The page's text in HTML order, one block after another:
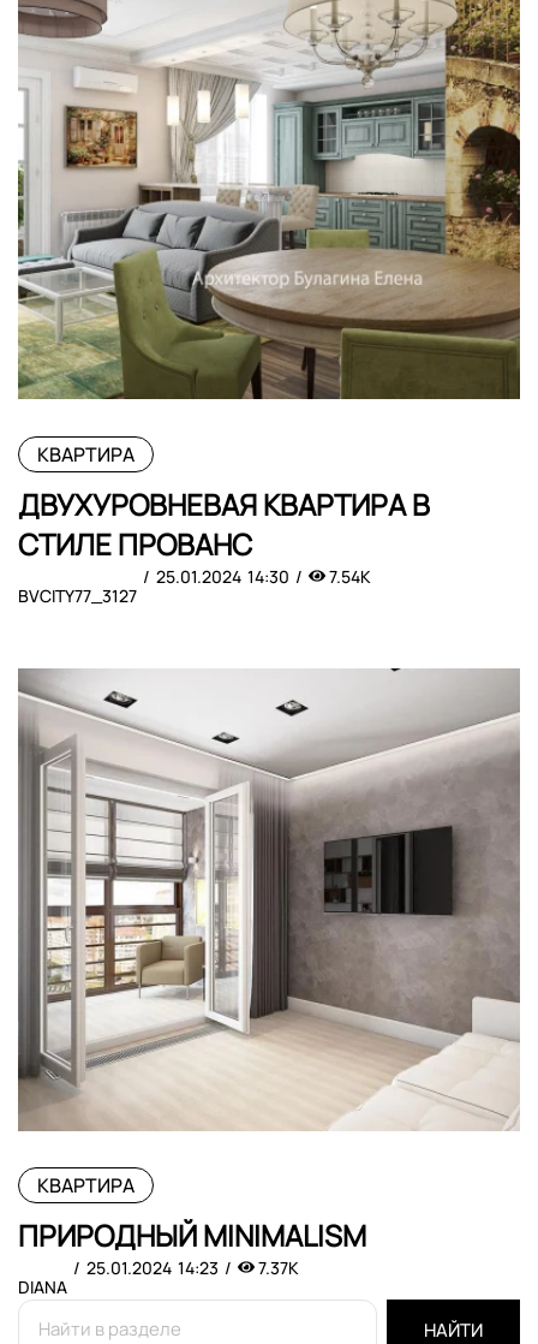
КВАРТИРА
ДВУХУРОВНЕВАЯ КВАРТИРА В
СТИЛЕ ПРОВАНС
BVCITY77_3127
25.01.2024 14:30 7.54K
КВАРТИРА
ПРИРОДНЫЙ MINIMALISM
DIANA
25.01.2024 14:23 7.37K
НАЙТИ